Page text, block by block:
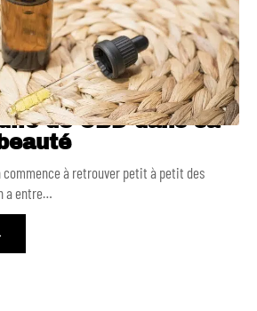
de CBD dans sa
commence à retrouver petit à petit des
a entre…